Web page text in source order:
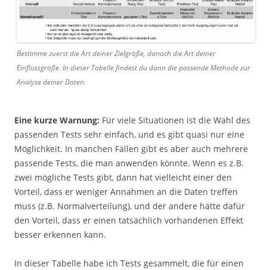
Bestimme zuerst die Art deiner Zielgröße, danach die Art deiner
Einflussgröße. In dieser Tabelle findest du dann die passende Methode zur
Analyse deiner Daten.
Eine kurze Warnung: Für viele Situationen ist die Wahl des
passenden Tests sehr einfach, und es gibt quasi nur eine
Möglichkeit. In manchen Fällen gibt es aber auch mehrere
passende Tests, die man anwenden könnte. Wenn es z.B.
zwei mögliche Tests gibt, dann hat vielleicht einer den
Vorteil, dass er weniger Annahmen an die Daten treffen
muss (z.B. Normalverteilung), und der andere hätte dafür
den Vorteil, dass er einen tatsächlich vorhandenen Effekt
besser erkennen kann.
In dieser Tabelle habe ich Tests gesammelt, die für einen